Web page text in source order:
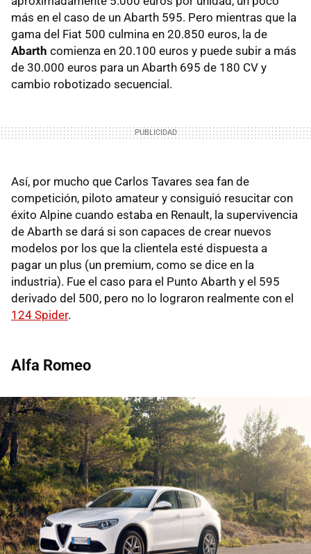
más en el caso de un Abarth 595. Pero mientras que la
gama del Fiat 500 culmina en 20.850 euros, la de
Abarth comienza en 20.100 euros y puede subir a más
de 30.000 euros para un Abarth 695 de 180 CV y
cambio robotizado secuencial.
Así, por mucho que Carlos Tavares sea fan de
competición, piloto amateur y consiguió resucitar con
éxito Alpine cuando estaba en Renault, la supervivencia
de Abarth se dará si son capaces de crear nuevos
modelos por los que la clientela esté dispuesta a
pagar un plus (un premium, como se dice en la
industria). Fue el caso para el Punto Abarth y el 595
derivado del 500, pero no lo lograron realmente con el
124 Spider.
Alfa Romeo